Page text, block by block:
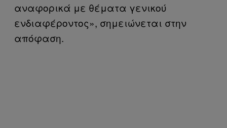
αναφορικά με θέματα γενικού
ενδιαφέροντος», σημειώνεται στην
απόφαση.